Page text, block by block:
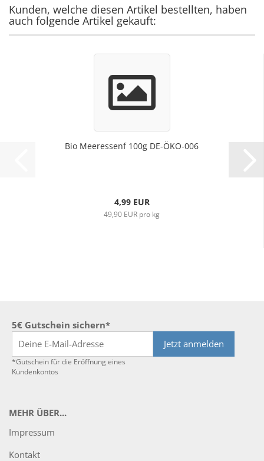
Kunden, welche diesen Artikel bestellten, haben
auch folgende Artikel gekauft:
Bio Meeressenf 100g DE-ÖKO-006
4,99 EUR
49,90 EUR pro kg
5€ Gutschein sichern*
Jetzt anmelden
*Gutschein für die Eröffnung eines
Kundenkontos
MEHR ÜBER...
Impressum
Kontakt